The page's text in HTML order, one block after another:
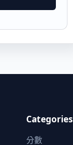
Categories
分數